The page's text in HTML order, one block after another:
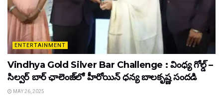
ENTERTAINMENT
Vindhya Gold Silver Bar Challenge : వింధ్య గోల్డ్ –
సిల్వర్ బార్ ఛాలెంజ్‌లో హీరోయిన్ ధ‌న్య బాల‌కృష్ణ‌ సందడి
MAY 26, 2025